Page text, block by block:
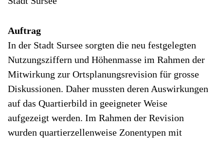
Auftrag
In der Stadt Sursee sorgten die neu festgelegten
Nutzungsziffern und Höhenmasse im Rahmen der
Mitwirkung zur Ortsplanungsrevision für grosse
Diskussionen. Daher mussten deren Auswirkungen
auf das Quartierbild in geeigneter Weise
aufgezeigt werden. Im Rahmen der Revision
wurden quartierzellenweise Zonentypen mit